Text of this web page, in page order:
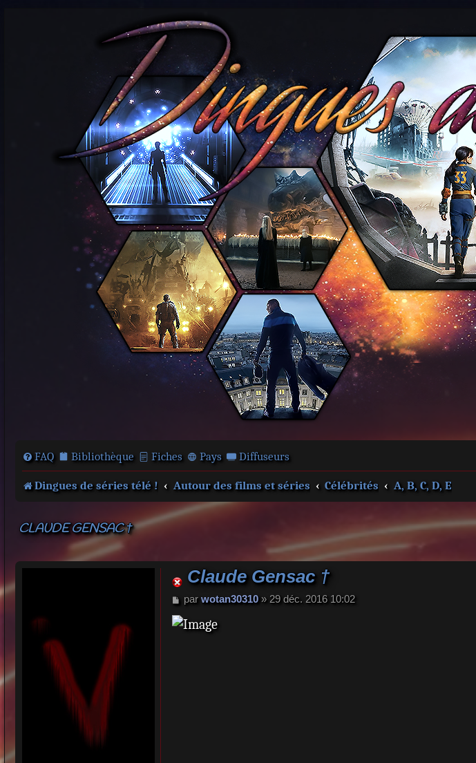
FAQ Bibliothèque Fiches Pays Diffuseurs
Dingues de séries télé ! Autour des films et séries Célébrités A, B, C, D, E
CLAUDE GENSAC †
Claude Gensac †
M
s
par wotan30310» 29 déc. 2016 10:02